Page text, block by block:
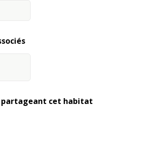
partageant cet habitat